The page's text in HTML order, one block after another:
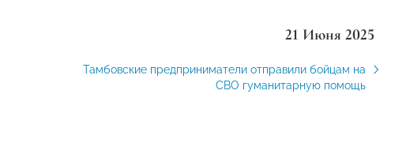
21 Июня 2025
Тамбовские предприниматели отправили бойцам на
СВО гуманитарную помощь